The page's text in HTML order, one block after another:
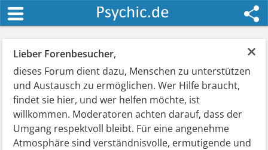
×
Lieber Forenbesucher,
dieses Forum dient dazu, Menschen zu unterstützen
und Austausch zu ermöglichen. Wer Hilfe braucht,
findet sie hier, und wer helfen möchte, ist
willkommen. Moderatoren achten darauf, dass der
Umgang respektvoll bleibt. Für eine angenehme
Atmosphäre sind verständnisvolle, ermutigende und